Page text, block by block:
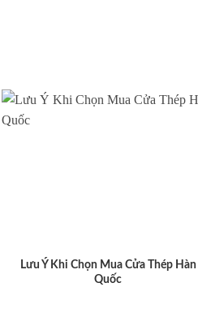
Lưu Ý Khi Chọn Mua Cửa Thép Hàn
Quốc